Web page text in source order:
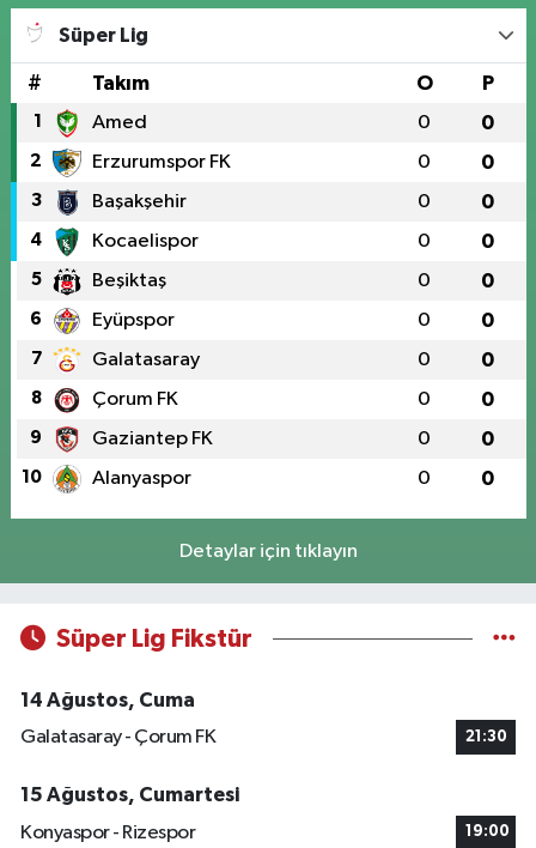
Süper Lig
# Takım O P
1 Amed 0 0
2 Erzurumspor FK 0 0
3 Başakşehir 0 0
4 Kocaelispor 0 0
5 Beşiktaş 0 0
6 Eyüpspor 0 0
7 Galatasaray 0 0
8 Çorum FK 0 0
9 Gaziantep FK 0 0
10 Alanyaspor 0 0
Detaylar için tıklayın
Süper Lig Fikstür
14 Ağustos, Cuma
Galatasaray - Çorum FK
21:30
15 Ağustos, Cumartesi
Konyaspor - Rizespor
19:00